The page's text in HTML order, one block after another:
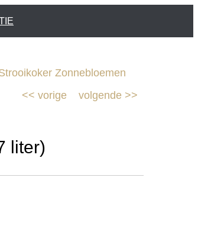
Zonnebloemen
volgende >>
<< vorige
liter)